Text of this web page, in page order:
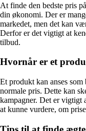
At finde den bedste pris
din økonomi. Der er
markedet, men det kan
Derfor er det vigtigt at
tilbud.
Hvornår er et
Et produkt kan anses
normale pris. Dette kan
kampagner. Det er vigtigt
at kunne vurdere, om